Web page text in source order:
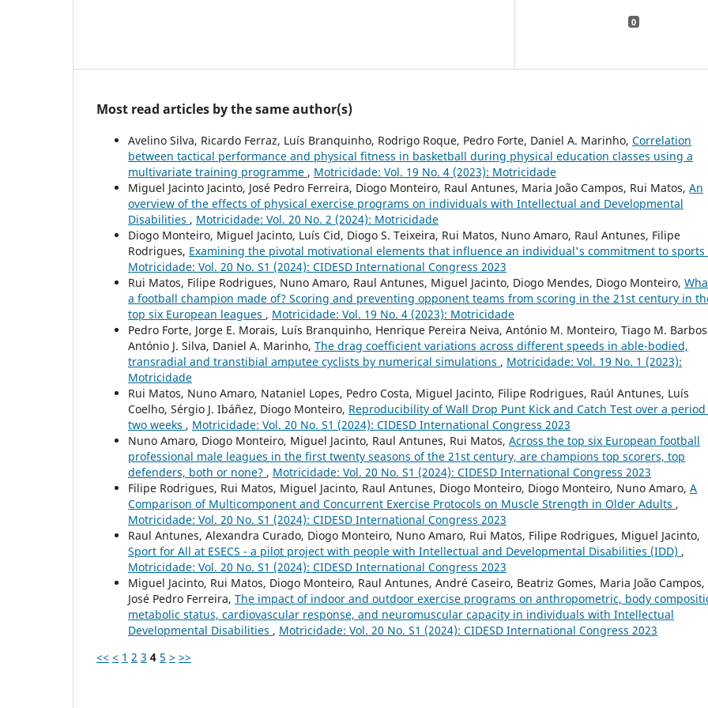
0
Most read articles by the same author(s)
Avelino Silva, Ricardo Ferraz, Luís Branquinho, Rodrigo Roque, Pedro Forte, Daniel A. Marinho, Correlation
between tactical performance and physical fitness in basketball during physical education classes using a
multivariate training programme , Motricidade: Vol. 19 No. 4 (2023): Motricidade
Miguel Jacinto Jacinto, José Pedro Ferreira, Diogo Monteiro, Raul Antunes, Maria João Campos, Rui Matos, An
overview of the effects of physical exercise programs on individuals with Intellectual and Developmental
Disabilities , Motricidade: Vol. 20 No. 2 (2024): Motricidade
Diogo Monteiro, Miguel Jacinto, Luís Cid, Diogo S. Teixeira, Rui Matos, Nuno Amaro, Raul Antunes, Filipe
Rodrigues, Examining the pivotal motivational elements that influence an individual's commitment to sports
Motricidade: Vol. 20 No. S1 (2024): CIDESD International Congress 2023
Rui Matos, Filipe Rodrigues, Nuno Amaro, Raul Antunes, Miguel Jacinto, Diogo Mendes, Diogo Monteiro,
a football champion made of? Scoring and preventing opponent teams from scoring in the 21st century in
top six European leagues , Motricidade: Vol. 19 No. 4 (2023): Motricidade
Pedro Forte, Jorge E. Morais, Luís Branquinho, Henrique Pereira Neiva, António M. Monteiro, Tiago M.
António J. Silva, Daniel A. Marinho, The drag coefficient variations across different speeds in able-bodied,
transradial and transtibial amputee cyclists by numerical simulations , Motricidade: Vol. 19 No. 1 (2023):
Motricidade
Rui Matos, Nuno Amaro, Nataniel Lopes, Pedro Costa, Miguel Jacinto, Filipe Rodrigues, Raúl Antunes, Luís
Coelho, Sérgio J. Ibáñez, Diogo Monteiro, Reproducibility of Wall Drop Punt Kick and Catch Test over a
two weeks , Motricidade: Vol. 20 No. S1 (2024): CIDESD International Congress 2023
Nuno Amaro, Diogo Monteiro, Miguel Jacinto, Raul Antunes, Rui Matos, Across the top six European football
professional male leagues in the first twenty seasons of the 21st century, are champions top scorers, top
defenders, both or none? , Motricidade: Vol. 20 No. S1 (2024): CIDESD International Congress 2023
Filipe Rodrigues, Rui Matos, Miguel Jacinto, Raul Antunes, Diogo Monteiro, Diogo Monteiro, Nuno Amaro, A
Comparison of Multicomponent and Concurrent Exercise Protocols on Muscle Strength in Older Adults ,
Motricidade: Vol. 20 No. S1 (2024): CIDESD International Congress 2023
Raul Antunes, Alexandra Curado, Diogo Monteiro, Nuno Amaro, Rui Matos, Filipe Rodrigues, Miguel Jacinto,
Sport for All at ESECS - a pilot project with people with Intellectual and Developmental Disabilities (IDD) ,
Motricidade: Vol. 20 No. S1 (2024): CIDESD International Congress 2023
Miguel Jacinto, Rui Matos, Diogo Monteiro, Raul Antunes, André Caseiro, Beatriz Gomes, Maria João Campos,
José Pedro Ferreira, The impact of indoor and outdoor exercise programs on anthropometric, body
metabolic status, cardiovascular response, and neuromuscular capacity in individuals with Intellectual
Developmental Disabilities , Motricidade: Vol. 20 No. S1 (2024): CIDESD International Congress 2023
<< < 1 2 3 4 5 > >>